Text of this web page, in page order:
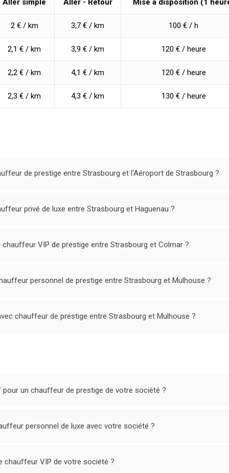
Aller simple Aller - Retour Mise à disposition (1
2 € / km 3,7 € / km 100 € / h
2,1 € / km 3,9 € / km 120 € / heure
2,2 € / km 4,1 € / km 120 € / heure
2,3 € / km 4,3 € / km 130 € / heure
de prestige entre Strasbourg et l'Aéroport de Strasbourg ?
privé de luxe entre Strasbourg et Haguenau ?
VIP de prestige entre Strasbourg et Colmar ?
personnel de prestige entre Strasbourg et Mulhouse ?
chauffeur de prestige entre Strasbourg et Mulhouse ?
un chauffeur de prestige de votre société ?
personnel de luxe avec votre société ?
chauffeur VIP de votre société ?